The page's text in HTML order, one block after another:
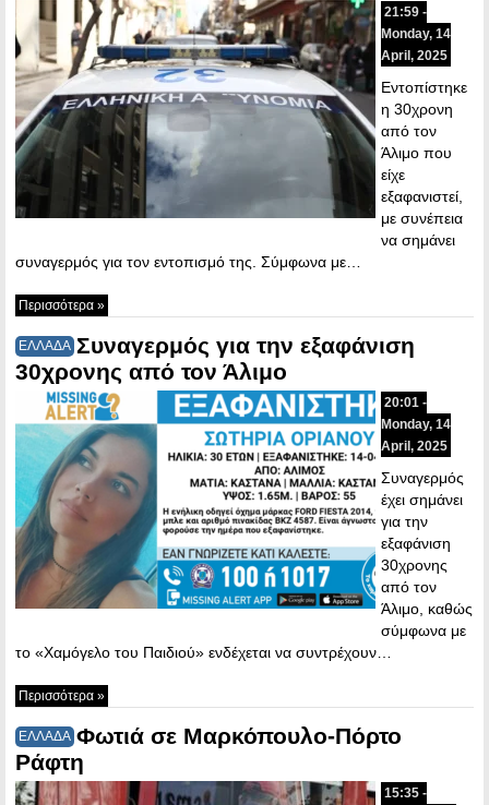
21:59 -
Monday, 14
April, 2025
Εντοπίστηκε
η 30χρονη
από τον
Άλιμο που
είχε
εξαφανιστεί,
με συνέπεια
να σημάνει
συναγερμός για τον εντοπισμό της. Σύμφωνα με…
Περισσότερα »
ΕΛΛΑΔΑ Συναγερμός για την εξαφάνιση
30χρονης από τον Άλιμο
20:01 -
Monday, 14
April, 2025
Συναγερμός
έχει σημάνει
για την
εξαφάνιση
30χρονης
από τον
Άλιμο, καθώς
σύμφωνα με
το «Χαμόγελο του Παιδιού» ενδέχεται να συντρέχουν…
Περισσότερα »
ΕΛΛΑΔΑ Φωτιά σε Μαρκόπουλο-Πόρτο
Ράφτη
15:35 -